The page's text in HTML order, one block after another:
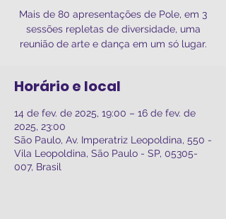
Mais de 80 apresentações de Pole, em 3
sessões repletas de diversidade, uma
reunião de arte e dança em um só lugar.
Horário e local
14 de fev. de 2025, 19:00 – 16 de fev. de
2025, 23:00
São Paulo, Av. Imperatriz Leopoldina, 550 -
Vila Leopoldina, São Paulo - SP, 05305-
007, Brasil